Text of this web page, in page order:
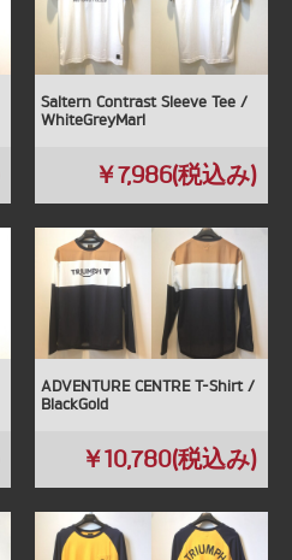
Saltern Contrast Sleeve Tee /
WhiteGreyMarl
￥7,986(税込み)
ADVENTURE CENTRE T-Shirt /
BlackGold
￥10,780(税込み)